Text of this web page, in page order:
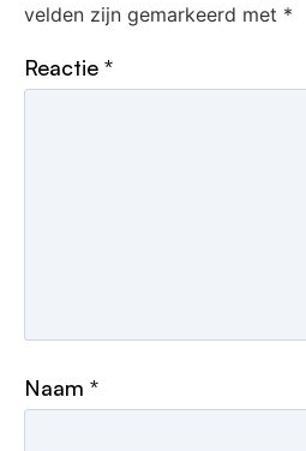
velden zijn gemarkeerd met *
Reactie *
Naam *